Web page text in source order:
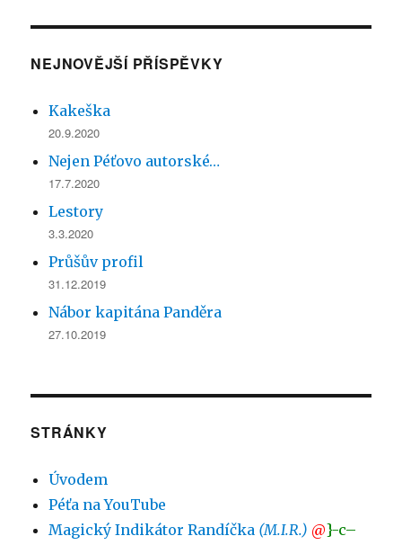
NEJNOVĚJŠÍ PŘÍSPĚVKY
Kakeška
20.9.2020
Nejen Péťovo autorské…
17.7.2020
Lestory
3.3.2020
Průšův profil
31.12.2019
Nábor kapitána Panděra
27.10.2019
STRÁNKY
Úvodem
Péťa na YouTube
Magický Indikátor Randíčka (M.I.R.) @}-c–